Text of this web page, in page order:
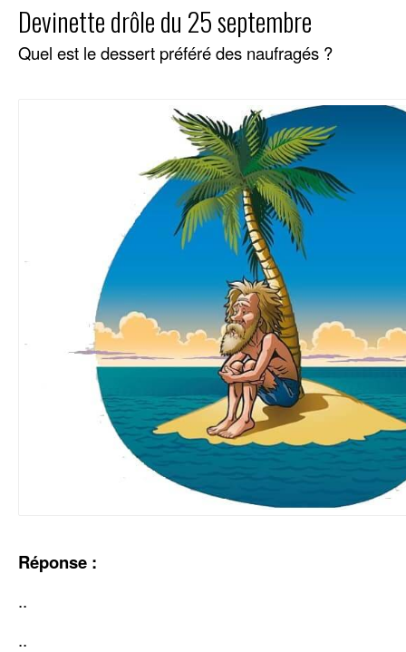
Devinette drôle du 25 septembre
Quel est le dessert préféré des naufragés ?
Réponse :
..
..